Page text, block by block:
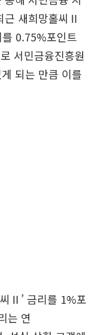
근 새희망홀씨Ⅱ
0.75%포인트
서민금융진흥원
되는 만큼 이를
Ⅱ’ 금리를 1%포
는 연